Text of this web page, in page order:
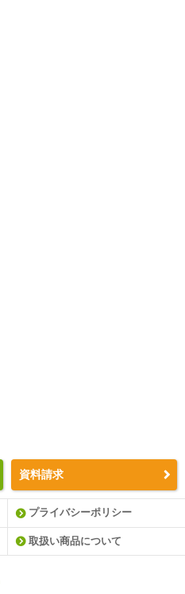
資料請求
プライバシーポリシー
取扱い商品について